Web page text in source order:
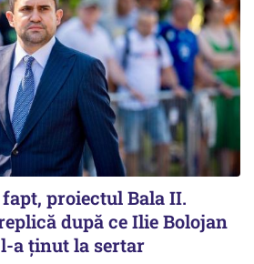
proiectul Bala II.
după ce Ilie Bolojan
l-a ținut la sertar